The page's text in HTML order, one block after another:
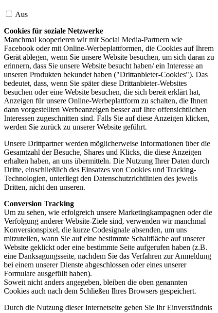
Aus
Cookies für soziale Netzwerke
Manchmal kooperieren wir mit Social Media-Partnern wie
Facebook oder mit Online-Werbeplattformen, die Cookies auf Ihrem
Gerät ablegen, wenn Sie unsere Website besuchen, um sich daran zu
erinnern, dass Sie unsere Website besucht haben/ ein Interesse an
unseren Produkten bekundet haben ("Drittanbieter-Cookies"). Das
bedeutet, dass, wenn Sie später diese Drittanbieter-Websites
besuchen oder eine Website besuchen, die sich bereit erklärt hat,
Anzeigen für unsere Online-Werbeplattform zu schalten, die Ihnen
dann vorgestellten Werbeanzeigen besser auf Ihre offensichtlichen
Interessen zugeschnitten sind. Falls Sie auf diese Anzeigen klicken,
werden Sie zurück zu unserer Website geführt.
Unsere Drittpartner werden möglicherweise Informationen über die
Gesamtzahl der Besuche, Shares und Klicks, die diese Anzeigen
erhalten haben, an uns übermitteln. Die Nutzung Ihrer Daten durch
Dritte, einschließlich des Einsatzes von Cookies und Tracking-
Technologien, unterliegt den Datenschutzrichtlinien des jeweils
Dritten, nicht den unseren.
Conversion Tracking
Um zu sehen, wie erfolgreich unsere Marketingkampagnen oder die
Verfolgung anderer Website-Ziele sind, verwenden wir manchmal
Konversionspixel, die kurze Codesignale absenden, um uns
mitzuteilen, wann Sie auf eine bestimmte Schaltfläche auf unserer
Website geklickt oder eine bestimmte Seite aufgerufen haben (z.B.
eine Danksagungsseite, nachdem Sie das Verfahren zur Anmeldung
bei einem unserer Dienste abgeschlossen oder eines unserer
Formulare ausgefüllt haben).
Soweit nicht anders angegeben, bleiben die oben genannten
Cookies auch nach dem Schließen Ihres Browsers gespeichert.
Durch die Nutzung dieser Internetseite geben Sie Ihr Einverständnis